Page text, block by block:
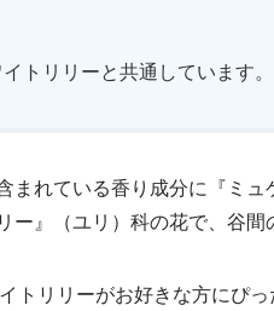
トリリーと共通しています。
まれている香り成分に『ミ
ー』（ユリ）科の花で、谷間
トリリーがお好きな方にぴっ